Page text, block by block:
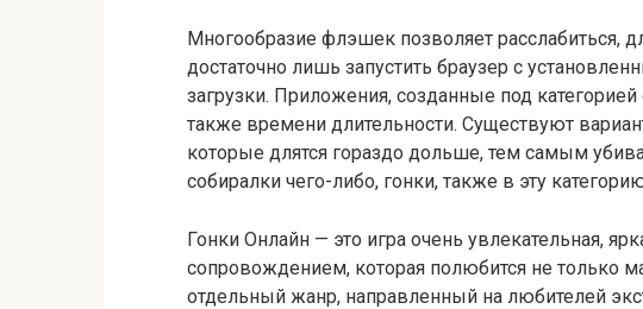
Многообразие флэшек позволяет расслабиться,
достаточно лишь запустить браузер с
загрузки. Приложения, созданные под
также времени длительности. Существуют
которые длятся гораздо дольше, тем самым
собиралки чего-либо, гонки, также в эту
Гонки Онлайн — это игра очень увлекательная,
сопровождением, которая полюбится не только
отдельный жанр, направленный на любителей